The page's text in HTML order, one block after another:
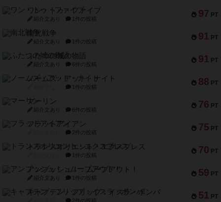
97 PT
ワン・トゥ・ファイブ
紹介文あり 1件の投稿
91 PT
南北戦争
紹介文あり 1件の投稿
91 PT
ふたつの城の物語
紹介文あり 6件の投稿
88 PT
ノームズ・アット・ナイト
1件の投稿
76 PT
マーリン
紹介文あり 6件の投稿
75 PT
フラットアイアン
2件の投稿
70 PT
トランスオリエント・エクスプレス
1件の投稿
59 PT
アンブッシュ！：ムーブアウト！
紹介文あり 1件の投稿
51 PT
キャプテン・フリップ：イスラ・ボンバ
2件の投稿